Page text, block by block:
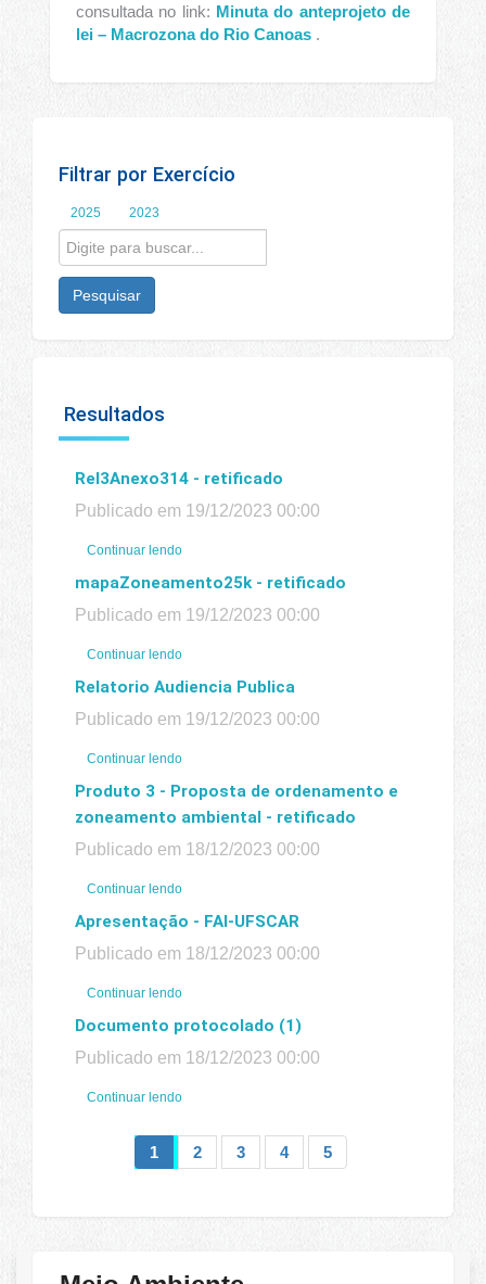
consultada no link: Minuta do anteprojeto de
lei – Macrozona do Rio Canoas .
Filtrar por Exercício
2025 2023
Pesquisar
Resultados
Rel3Anexo314 - retificado
Publicado em 19/12/2023 00:00
Continuar lendo
mapaZoneamento25k - retificado
Publicado em 19/12/2023 00:00
Continuar lendo
Relatorio Audiencia Publica
Publicado em 19/12/2023 00:00
Continuar lendo
Produto 3 - Proposta de ordenamento e
zoneamento ambiental - retificado
Publicado em 18/12/2023 00:00
Continuar lendo
Apresentação - FAI-UFSCAR
Publicado em 18/12/2023 00:00
Continuar lendo
Documento protocolado (1)
Publicado em 18/12/2023 00:00
Continuar lendo
1 2 3 4 5